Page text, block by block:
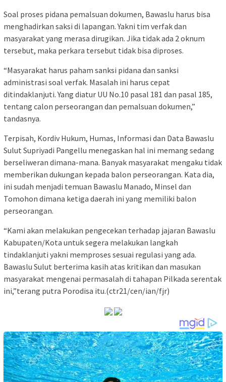
Soal proses pidana pemalsuan dokumen, Bawaslu harus bisa
menghadirkan saksi di lapangan. Yakni tim verfak dan
masyarakat yang merasa dirugikan. Jika tidak ada 2 oknum
tersebut, maka perkara tersebut tidak bisa diproses.
“Masyarakat harus paham sanksi pidana dan sanksi
administrasi soal verfak. Masalah ini harus cepat
ditindaklanjuti. Yang diatur UU No.10 pasal 181 dan pasal 185,
tentang calon perseorangan dan pemalsuan dokumen,”
tandasnya.
Terpisah, Kordiv Hukum, Humas, Informasi dan Data Bawaslu
Sulut Supriyadi Pangellu menegaskan hal ini memang sedang
berseliweran dimana-mana. Banyak masyarakat mengaku tidak
memberikan dukungan kepada balon perseorangan. Kata dia,
ini sudah menjadi temuan Bawaslu Manado, Minsel dan
Tomohon dimana ketiga daerah ini yang memiliki balon
perseorangan.
“Kami akan melakukan pengecekan terhadap jajaran Bawaslu
Kabupaten/Kota untuk segera melakukan langkah
tindaklanjuti yakni memproses sesuai regulasi yang ada.
Bawaslu Sulut berterima kasih atas kritikan dan masukan
masyarakat mengenai permasalah di tahapan Pilkada serentak
ini,”terang putra Porodisa itu.(ctr21/cen/ian/fjr)